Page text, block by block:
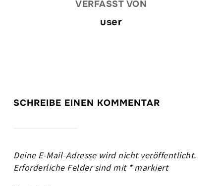
VERFASST VON
user
SCHREIBE EINEN KOMMENTAR
Deine E-Mail-Adresse wird nicht veröffentlicht.
Erforderliche Felder sind mit *markiert